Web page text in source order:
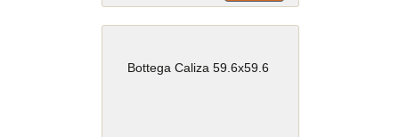
Bottega Caliza 59.6x59.6